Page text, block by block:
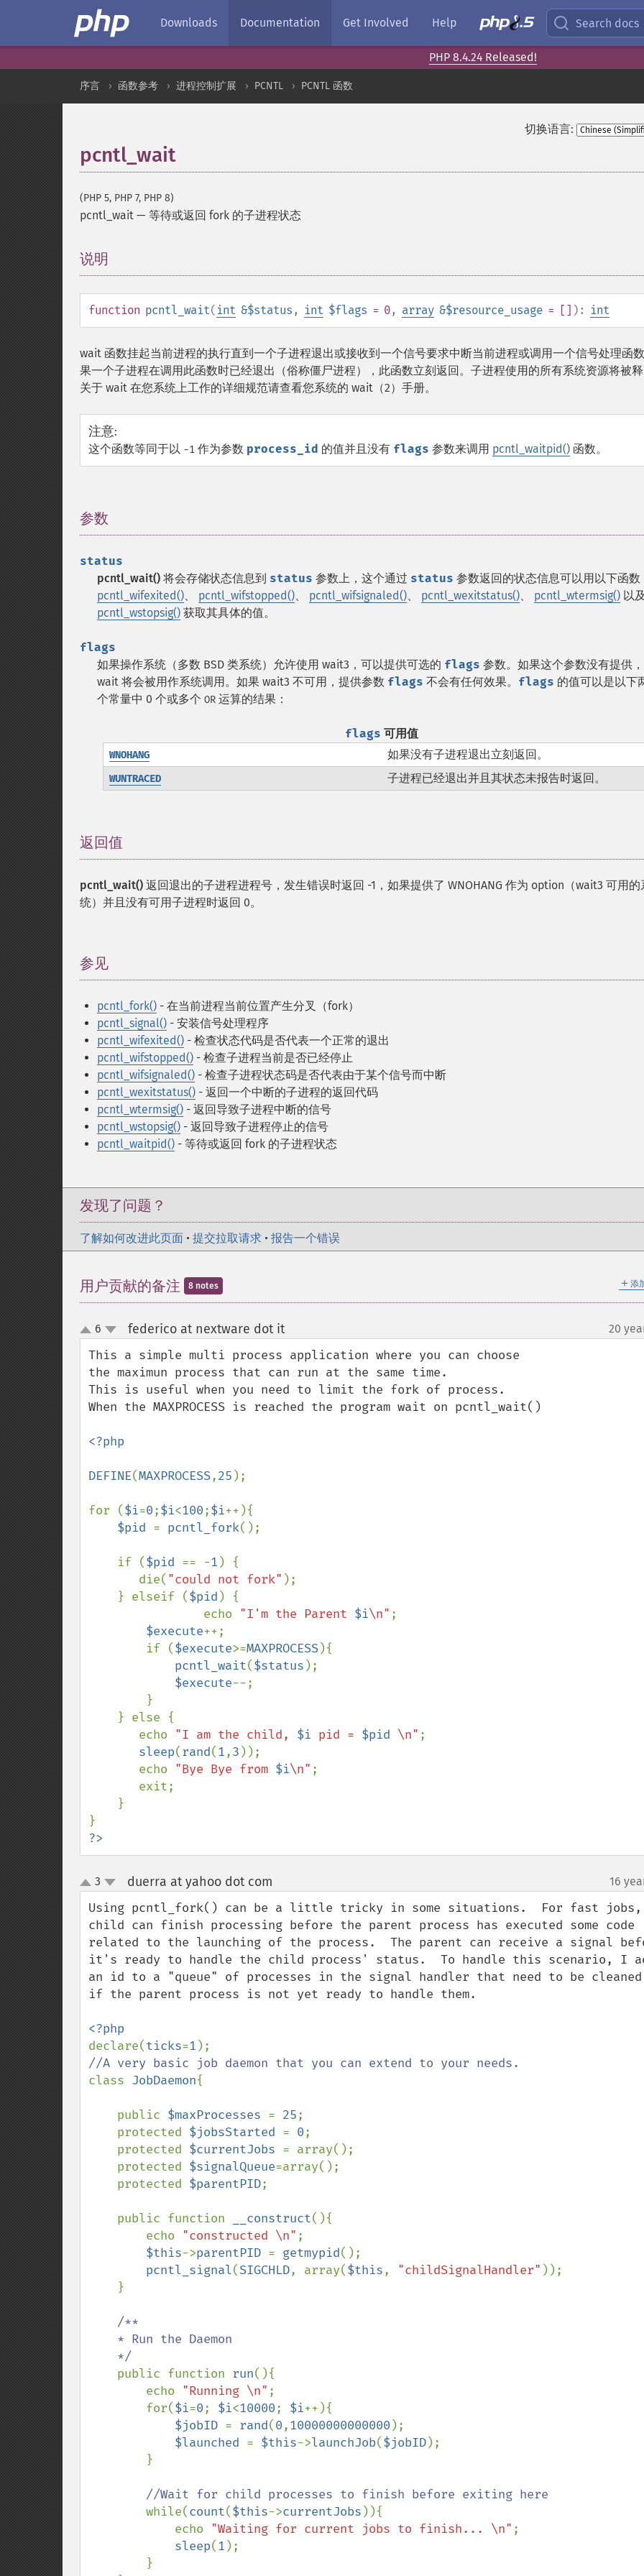
Downloads Documentation Get Involved Help Search docs
PHP 8.4.24 Released!
序言 函数参考 进程控制扩展 PCNTL PCNTL 函数
切换语言:
pcntl_wait
(PHP 5, PHP 7, PHP 8)
pcntl_wait — 等待或返回 fork 的子进程状态
说明
function pcntl_wait( int &$status , int $flags = 0, array &$resource_usage = [] ): int
wait 函数挂起当前进程的执行直到一个子进程退出或接收到一个信号要求中断当前进程或调用一个信号处理函
果一个子进程在调用此函数时已经退出（俗称僵尸进程），此函数立刻返回。子进程使用的所有系统资源将被
关于 wait 在您系统上工作的详细规范请查看您系统的 wait（2）手册。
注意:
这个函数等同于以 -1 作为参数 process_id 的值并且没有 flags 参数来调用 pcntl_waitpid() 函数。
参数
status
pcntl_wait() 将会存储状态信息到 status 参数上，这个通过 status 参数返回的状态信息可以用以下函数
pcntl_wifexited()、 pcntl_wifstopped()、 pcntl_wifsignaled()、 pcntl_wexitstatus()、 pcntl_wtermsig() 以
pcntl_wstopsig() 获取其具体的值。
flags
如果操作系统（多数 BSD 类系统）允许使用 wait3，可以提供可选的 flags 参数。如果这个参数没有提供，
wait 将会被用作系统调用。如果 wait3 不可用，提供参数 flags 不会有任何效果。 flags 的值可以是以下
个常量中 0 个或多个 OR 运算的结果：
flags 可用值
WNOHANG 如果没有子进程退出立刻返回。
WUNTRACED 子进程已经退出并且其状态未报告时返回。
返回值
pcntl_wait() 返回退出的子进程进程号，发生错误时返回 -1，如果提供了 WNOHANG 作为 option（wait3 可用的
统）并且没有可用子进程时返回 0。
参见
pcntl_fork() - 在当前进程当前位置产生分叉（fork）
pcntl_signal() - 安装信号处理程序
pcntl_wifexited() - 检查状态代码是否代表一个正常的退出
pcntl_wifstopped() - 检查子进程当前是否已经停止
pcntl_wifsignaled() - 检查子进程状态码是否代表由于某个信号而中断
pcntl_wexitstatus() - 返回一个中断的子进程的返回代码
pcntl_wtermsig() - 返回导致子进程中断的信号
pcntl_wstopsig() - 返回导致子进程停止的信号
pcntl_waitpid() - 等待或返回 fork 的子进程状态
发现了问题？
了解如何改进此页面 • 提交拉取请求 • 报告一个错误
＋ 添
用户贡献的备注 8 notes
up
down
6 federico at nextware dot it¶ 20
This a simple multi process application where you can choose
the maximun process that can run at the same time.
This is useful when you need to limit the fork of process.
When the MAXPROCESS is reached the program wait on pcntl_wait()
<?php
DEFINE(MAXPROCESS,25 );
for ($i=0;$i<100;$i++){
$pid = pcntl_fork();
    if (
$pid == -1 ) {
       die(
"could not fork" );
    } elseif (
$pid ) {
                echo
"I'm the Parent $i\n" ;
$execute++;
        if (
$execute>=MAXPROCESS){
pcntl_wait($status );
$execute--;
       echo
"I am the child, $i pid = $pid \n" ;
sleep(rand(1,3 ));
       echo
"Bye Bye from $i\n" ;
?>
up
down
3 duerra at yahoo dot com 16
Using pcntl_fork() can be a little tricky in some situations.  For fast
child can finish processing before the parent process has executed some code
related to the launching of the process.  The parent can receive a signal
it's ready to handle the child process' status.  To handle this scenario, I
an id to a "queue" of processes in the signal handler that need to be cleaned
if the parent process is not yet ready to handle them.
declare(ticks=1
class JobDaemon{
    public
$maxProcesses = 25;
    protected
$jobsStarted = 0;
    protected
$currentJobs = array();
    protected
$signalQueue=array();
    protected
$parentPID;
    public function
__construct(){
        echo
"constructed \n" ;
$this->parentPID = getmypid();
pcntl_signal(SIGCHLD, array($this, "childSignalHandler" ));
/**
public function run(){
        echo
"Running \n" ;
        for(
$i=0; $i<10000; $i++){
$jobID = rand(0,10000000000000 );
$launched = $this->launchJob($jobID);
//Wait for child processes to finish before exiting here
while(count($this->currentJobs )){
            echo
"Waiting for current jobs to finish... \n" ;
sleep(1 );